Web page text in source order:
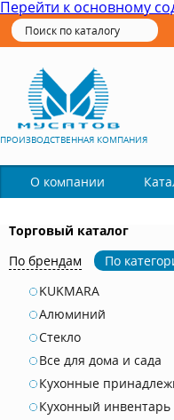
Перейти к основному
ПРОИЗВОДСТВЕННАЯ КОМПАНИЯ
О компании
Торговый каталог
По брендам
По
KUKMARA
Алюминий
Стекло
Все для дома и сада
Кухонные
Кухонный инвентарь